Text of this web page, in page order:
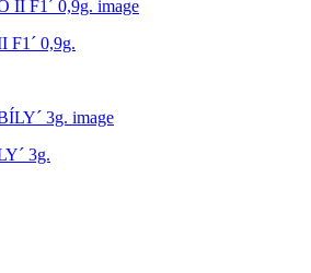
F1´ 0,9g.
3g.